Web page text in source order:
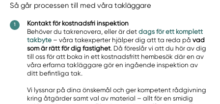
Så går processen till med våra takläggare
Kontakt för kostnadsfri inspektion
Behöver du takrenovera, eller är detdags för ett komplett
takbyte – våra takexperter hjälper dig att ta reda påvad
som är rätt för dig fastighet. Då föreslår vi att du hör av dig
till oss för att boka in ett kostnadsfritt hembesök där en av
våra erfarna takläggare gör en ingående inspektion av
ditt befintliga tak.
Vi lyssnar på dina önskemål och ger kompetent rådgivning
kring åtgärder samt val av material – allt för en smidig